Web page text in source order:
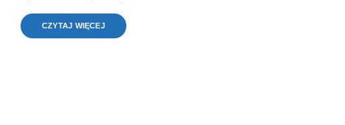
CZYTAJ WIĘCEJ